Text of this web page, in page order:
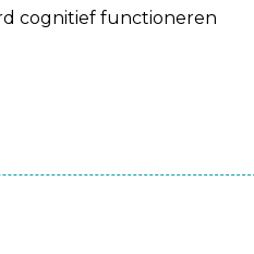
cognitief functioneren